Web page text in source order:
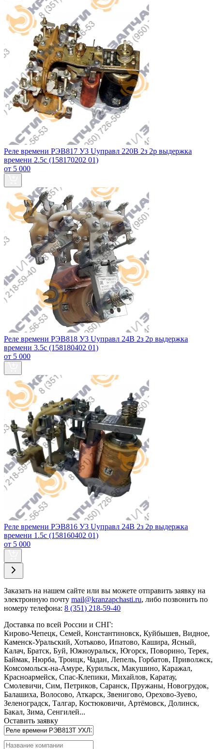
Реле времени РЭВ817 У3 Uуправл 220В 2з 2р выдержка
времени 2.5с (158170202 01)
от 5 000
Реле времени РЭВ818 У3 Uуправл 24В 2з 2р выдержка
времени 3.5с (158180402 01)
от 5 000
Реле времени РЭВ816 У3 Uуправл 24В 2з 2р выдержка
времени 1.5с (158160402 01)
от 5 000
Заказать на нашем сайте или вы можете отправить заявку на
электронную почту mail@kranzapchasti.ru, либо позвонить по
номеру телефона: 8 (351) 218-59-40
Доставка по всей России и СНГ:
Кирово-Чепецк, Семей, Константиновск, Куйбышев, Видное,
Каменск-Уральский, Хотьково, Ипатово, Кашира, Ясный,
Калач, Братск, Буй, Южноуральск, Югорск, Поворино, Терек,
Баймак, Нюрба, Троицк, Чадан, Лепель, Горбатов, Приволжск,
Комсомольск-на-Амуре, Курильск, Макушино, Каражал,
Красноармейск, Спас-Клепики, Михайлов, Каратау,
Смолевичи, Сим, Петриков, Саранск, Пружаны, Новогрудок,
Балашиха, Волосово, Аткарск, Звенигово, Орехово-Зуево,
Зеленоградск, Талгар, Костюковичи, Артёмовск, Долинск,
Бакал, Зима, Сенгилей...
Оставить заявку